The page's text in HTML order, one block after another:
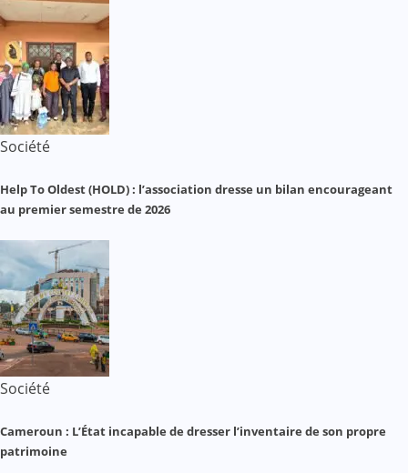
Société
Help To Oldest (HOLD) : l’association dresse un bilan encourageant
au premier semestre de 2026
Société
Cameroun : L’État incapable de dresser l’inventaire de son propre
patrimoine